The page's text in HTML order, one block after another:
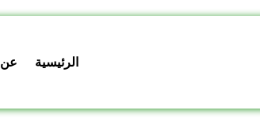
الرئيسية عن